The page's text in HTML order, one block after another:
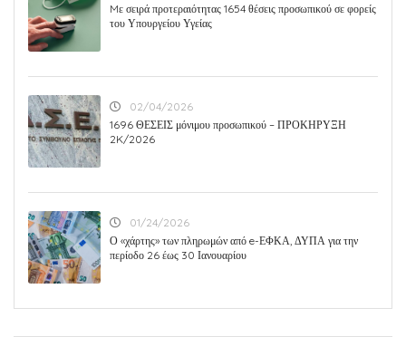
Mε σειρά προτεραιότητας 1654 θέσεις προσωπικού σε φορείς
του Υπουργείου Υγείας
02/04/2026
1696 ΘΕΣΕΙΣ μόνιμου προσωπικού – ΠΡΟΚΗΡΥΞΗ
2K/2026
01/24/2026
Ο «χάρτης» των πληρωμών από e-ΕΦΚΑ, ΔΥΠΑ για την
περίοδο 26 έως 30 Ιανουαρίου